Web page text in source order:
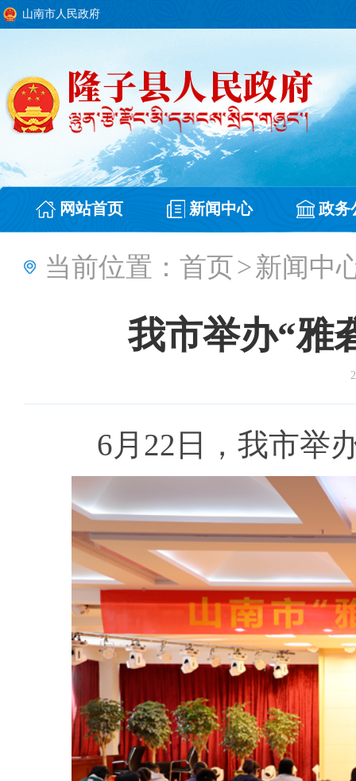
山南市人民政府
网站首页 新闻中心 政务
当前位置： 首页>新闻中
我市举办“雅
6月22日，我市举